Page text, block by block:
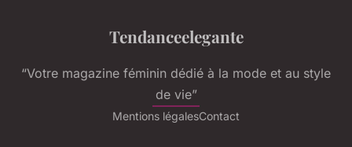
Tendanceelegante
“Votre magazine féminin dédié à la mode et au style
de vie”
Mentions légalesContact